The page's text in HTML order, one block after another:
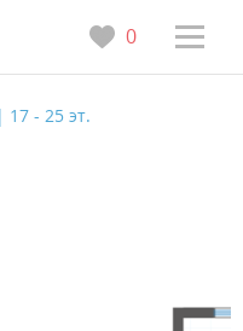
0
17 - 25 эт.